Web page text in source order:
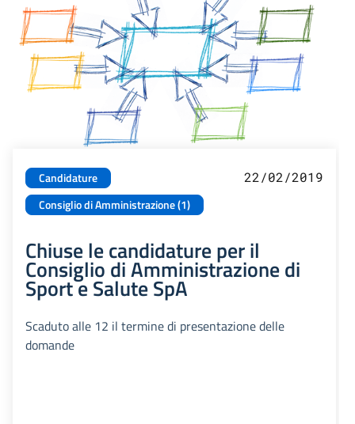
Candidature
Consiglio di Amministrazione (1)
22/02/2019
Chiuse le candidature per il
Consiglio di Amministrazione di
Sport e Salute SpA
Scaduto alle 12 il termine di presentazione delle
domande